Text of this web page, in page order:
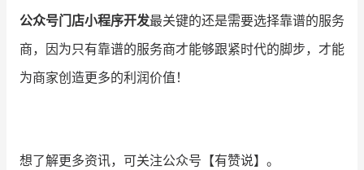
公众号门店小程序开发最关键的还是需要选择靠谱的服务
商，因为只有靠谱的服务商才能够跟紧时代的脚步，才能
为商家创造更多的利润价值！
想了解更多资讯，可关注公众号【有赞说】。